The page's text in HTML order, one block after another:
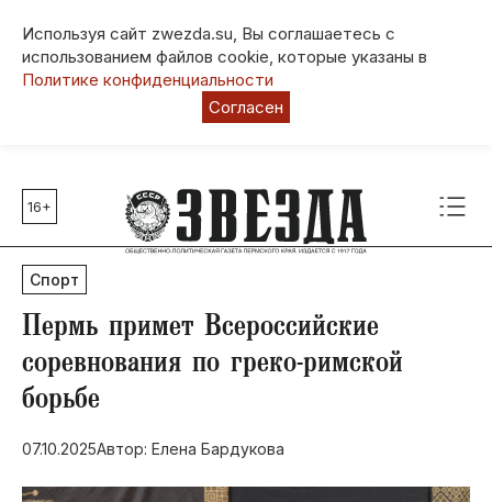
Используя сайт zwezda.su, Вы соглашаетесь с
использованием файлов cookie, которые указаны в
Политике конфиденциальности
Согласен
Главные темы
80 лет Победы
Молодежная столица РФ
СВО
Социальная поддержка
Инфраструктура
Благоустройство
16+
Спорт
​Пермь примет Всероссийские
соревнования по греко-римской
борьбе
07.10.2025Автор: Елена Бардукова